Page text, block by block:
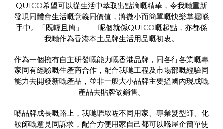
QUICO希望可以從生活中萃取出點滴嘅精華，令我哋重新
發現同體會生活嘅意義同價值，將微小而簡單嘅快樂掌握喺
手中。「既輕且簡」——呢個就係QUICO嘅起點，亦都係
我哋作為香港本土品牌生活用品嘅初衷。
作為一個擁有自主研發嘅能力嘅香港品牌，同各行各業嘅專
家同有經驗嘅生產商合作，配合我哋工程及市場部嘅經驗同
能力去開發新嘅產品，並非一般大小品牌主要搵國內現成嘅
產品去貼牌做銷售。
喺品牌成長嘅路上，我哋聽取咗不同用家、專業髮型師、化
妝師嘅意見同訴求，配合方便用家自己都可以喺屋企簡單使